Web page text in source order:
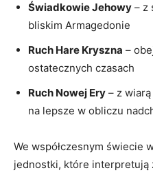
Świadkowie⁣ Jehowy –‍ z
bliskim Armagedonie
Ruch Hare Kryszna ⁣–
ostatecznych czasach
Ruch Nowej Ery – z
na ​lepsze w obliczu
We współczesnym świecie
jednostki, ‍które interpretują